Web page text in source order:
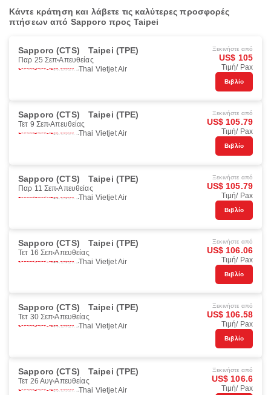
Κάντε κράτηση και λάβετε τις καλύτερες προσφορές
πτήσεων από Sapporo προς Taipei
Sapporo (CTS) Taipei (TPE)
Παρ 25 Σεπ Απευθείας
Thai Vietjet Air
Ξεκινήστε από
US$ 105
Τιμή/ Pax
Βιβλίο
Sapporo (CTS) Taipei (TPE)
Τετ 9 Σεπ Απευθείας
Thai Vietjet Air
Ξεκινήστε από
US$ 105.79
Τιμή/ Pax
Βιβλίο
Sapporo (CTS) Taipei (TPE)
Παρ 11 Σεπ Απευθείας
Thai Vietjet Air
Ξεκινήστε από
US$ 105.79
Τιμή/ Pax
Βιβλίο
Sapporo (CTS) Taipei (TPE)
Τετ 16 Σεπ Απευθείας
Thai Vietjet Air
Ξεκινήστε από
US$ 106.06
Τιμή/ Pax
Βιβλίο
Sapporo (CTS) Taipei (TPE)
Τετ 30 Σεπ Απευθείας
Thai Vietjet Air
Ξεκινήστε από
US$ 106.58
Τιμή/ Pax
Βιβλίο
Sapporo (CTS) Taipei (TPE)
Τετ 26 Αυγ Απευθείας
Thai Vietjet Air
Ξεκινήστε από
US$ 106.6
Τιμή/ Pax